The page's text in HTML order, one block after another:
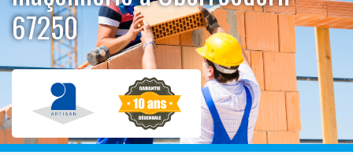
67250